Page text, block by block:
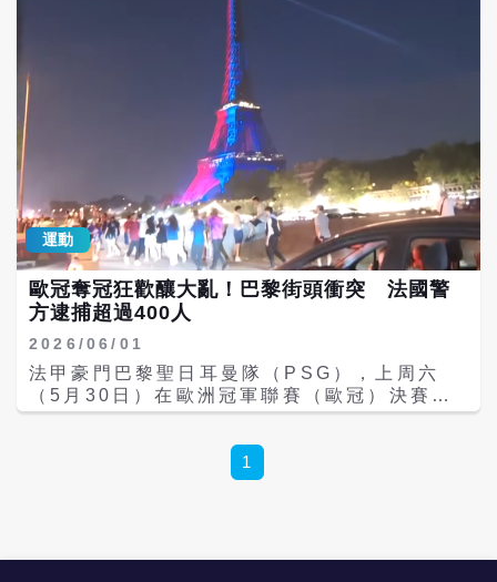
運動
歐冠奪冠狂歡釀大亂！巴黎街頭衝突 法國警
方逮捕超過400人
2026/06/01
法甲豪門巴黎聖日耳曼隊（PSG），上周六
（5月30日）在歐洲冠軍聯賽（歐冠）決賽
中，以互射12碼擊敗英超勁旅阿森納
祝活動嚴重失控，在巴黎街頭引發大規模暴動
衝突，警方已逮捕超過400人。 Hundreds
1